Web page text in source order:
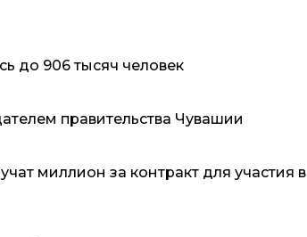
до 906 тысяч человек
правительства Чувашии
миллион за контракт для участия в